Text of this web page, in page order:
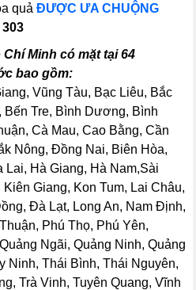
quả ĐƯỢC ƯA CHUỘNG
303
Chí Minh có mặt tại 64
bao gồm:
Vũng Tàu, Bạc Liêu, Bắc
Bến Tre, Bình Dương, Bình
Cà Mau, Cao Bằng, Cần
Nông, Đồng Nai, Biên Hòa,
Hà Giang, Hà Nam,Sài
Giang, Kon Tum, Lai Châu,
Đà Lạt, Long An, Nam Định,
Phú Thọ, Phú Yên,
Ngãi, Quảng Ninh, Quảng
Ninh, Thái Bình, Thái Nguyên,
Trà Vinh, Tuyên Quang, Vĩnh